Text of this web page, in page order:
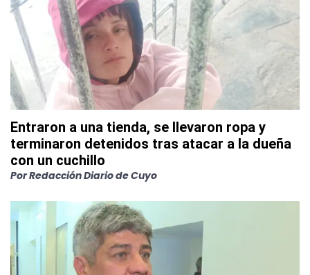
Entraron a una tienda, se llevaron ropa y
terminaron detenidos tras atacar a la dueña
con un cuchillo
PorRedacción Diario de Cuyo